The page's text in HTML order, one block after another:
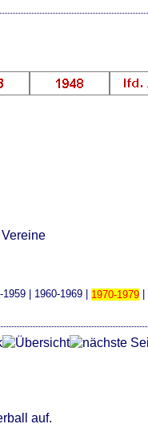
Vereine
1959 1960-1969 1970-1979
auf.